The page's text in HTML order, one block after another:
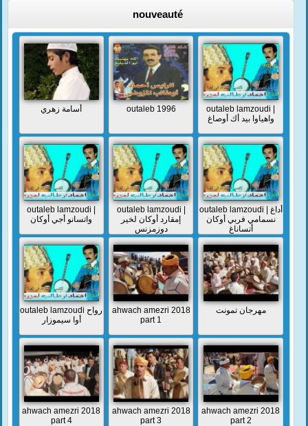
nouveauté
أسامة زهري outaleb 1996
outaleb lamzoudi |
واهياوا بيد أك أوصاغ
outaleb lamzoudi |
واتسانو أجي أوكان
outaleb lamzoudi |
إمقارد أوكان لخير
دوزمزنس
outaleb lamzoudi | أداغ
نسمامي فربي أوكان
أتساناغ
outaleb lamzoudi رواح
أوا سيموزار
ahwach amezri 2018
part 1
مهرجان تمونت
ahwach amezri 2018
part 4
ahwach amezri 2018
part 3
ahwach amezri 2018
part 2